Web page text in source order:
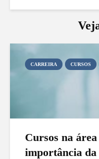
CARREIRA CURSOS
Cursos na
importância